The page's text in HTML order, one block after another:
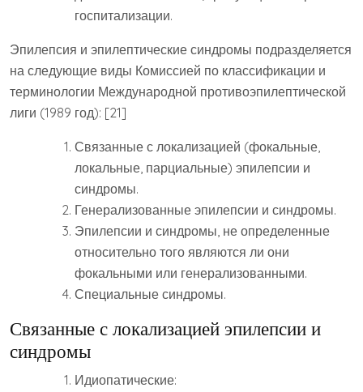
госпитализации.
Эпилепсия и эпилептические синдромы подразделяется
на следующие виды Комиссией по классификации и
терминологии Международной противоэпилептической
лиги (1989 год): [21]
Связанные с локализацией (фокальные,
локальные, парциальные) эпилепсии и
синдромы.
Генерализованные эпилепсии и синдромы.
Эпилепсии и синдромы, не определенные
относительно того являются ли они
фокальными или генерализованными.
Специальные синдромы.
Связанные с локализацией эпилепсии и
синдромы
Идиопатические: